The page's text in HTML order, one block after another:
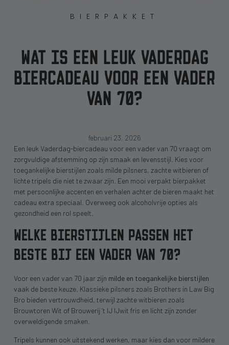
BIERPAKKET
WAT IS EEN LEUK VADERDAG
BIERCADEAU VOOR EEN VADER
VAN 70?
februari 23, 2026
Een leuk Vaderdag-biercadeau voor een vader van 70 vraagt om
zorgvuldige afstemming op zijn smaak en levensstijl. Kies voor
toegankelijke bierstijlen zoals milde pilsners, zachte witbieren of
lichte tripels die niet te zwaar zijn. Een mooi verpakt bierpakket
met persoonlijke accenten en verhalen achter de bieren maakt het
cadeau extra speciaal. Overweeg ook alcoholvrije opties als
gezondheid een rol speelt.
WELKE BIERSTIJLEN PASSEN HET
BESTE BIJ EEN VADER VAN 70?
Voor een vader van 70 jaar zijn milde en toegankelijke bierstijlen
vaak de beste keuze. Klassieke pilsners zoals Brothers in Law Big
Bro bieden vertrouwdheid, terwijl zachte witbieren zoals
Brouwtoren Wit of Brouwerij ’t IJ IJwit fris en licht zijn zonder
overweldigende smaken.
Tripels kunnen ook uitstekend werken, maar kies dan voor mildere